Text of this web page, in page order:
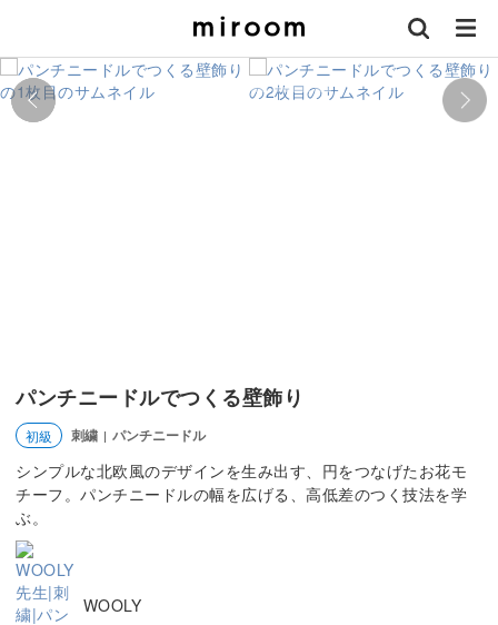
パンチニードルでつくる壁飾り
初級 刺繍 | パンチニードル
シンプルな北欧風のデザインを生み出す、円をつなげたお花モ
チーフ。パンチニードルの幅を広げる、高低差のつく技法を学
ぶ。
WOOLY